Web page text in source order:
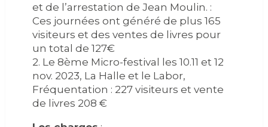
et de l’arrestation de Jean Moulin. :
Ces journées ont généré de plus 165
visiteurs et des ventes de livres pour
un total de 127€
2. Le 8ème Micro-festival les 10.11 et 12
nov. 2023, La Halle et le Labor,
Fréquentation : 227 visiteurs et vente
de livres 208 €